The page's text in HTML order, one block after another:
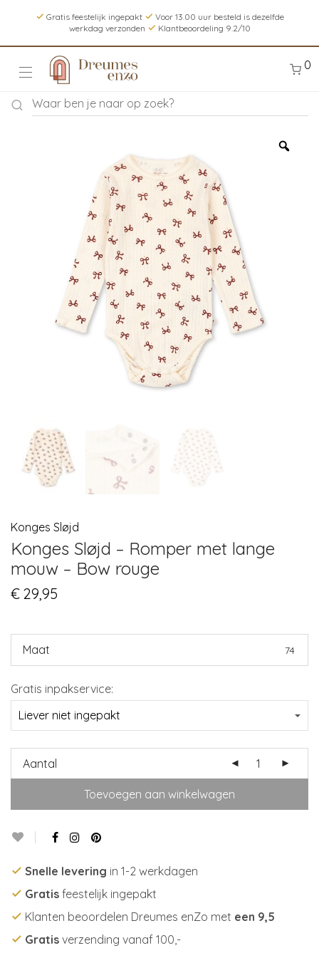
Gratis feestelijk ingepakt
Voor 13.00 uur besteld is dezelfde
werkdag verzonden
Klantbeoordeling 9.2/10
0
Konges Sløjd
Konges Sløjd – Romper met lange
mouw – Bow rouge
€ 29,95
Maat 74
Gratis inpakservice:
Aantal
Toevoegen aan winkelwagen
Snelle levering in 1-2 werkdagen
Gratis feestelijk ingepakt
Klanten beoordelen Dreumes enZo met een 9,5
Gratis verzending vanaf 100,-